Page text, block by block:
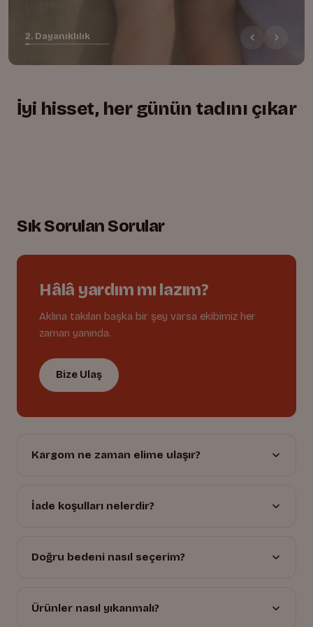
2. Dayanıklılık
İyi hisset, her günün tadını çıkar
+
Sık Sorulan Sorular
Hâlâ yardım mı lazım?
Aklına takılan başka bir şey varsa ekibimiz her
zaman yanında.
Bize Ulaş
Kargom ne zaman elime ulaşır?
İade koşulları nelerdir?
Doğru bedeni nasıl seçerim?
Ürünler nasıl yıkanmalı?